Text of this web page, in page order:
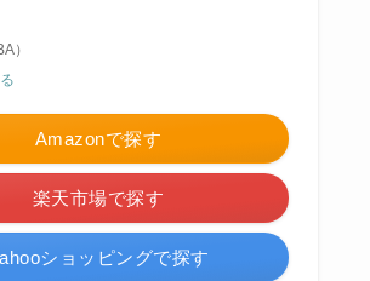
）
Amazonで探す
楽天市場で探す
ショッピングで探す